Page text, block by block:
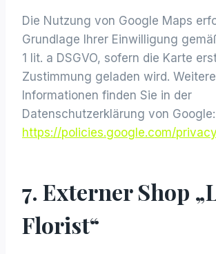
Die Nutzung von Google Maps
Grundlage Ihrer Einwilligung
1 lit. a DSGVO, sofern die Karte
Zustimmung geladen wird. Weitere
Informationen finden Sie in der
Datenschutzerklärung von Google:
https://policies.google.com/privacy
7. Externer Shop
Florist“